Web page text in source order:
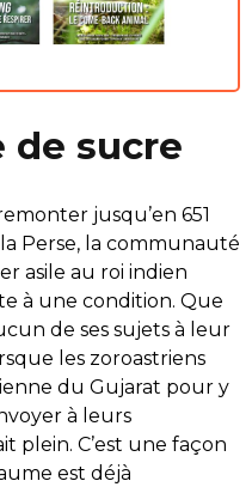
de sucre
jusqu’en 651
Perse, la communauté
asile au roi indien
à une condition. Que
de ses sujets à leur
les zoroastriens
du Gujarat pour y
à leurs
plein. C’est une façon
est déjà